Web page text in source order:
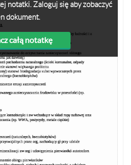
notatki. Zaloguj się aby zobaczyć
dokument.
całą notatkę